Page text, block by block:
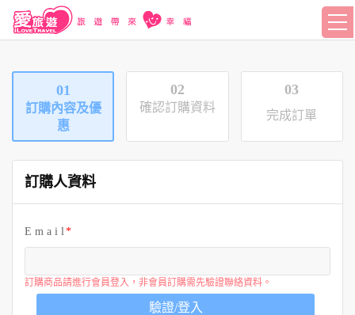
01
訂購內容及優
惠
02
確認訂購資料
03
完成訂單
訂購人資料
E m a i l
訂購商品請進行會員登入，非會員訂購需先驗證聯絡資料。
驗證/登入